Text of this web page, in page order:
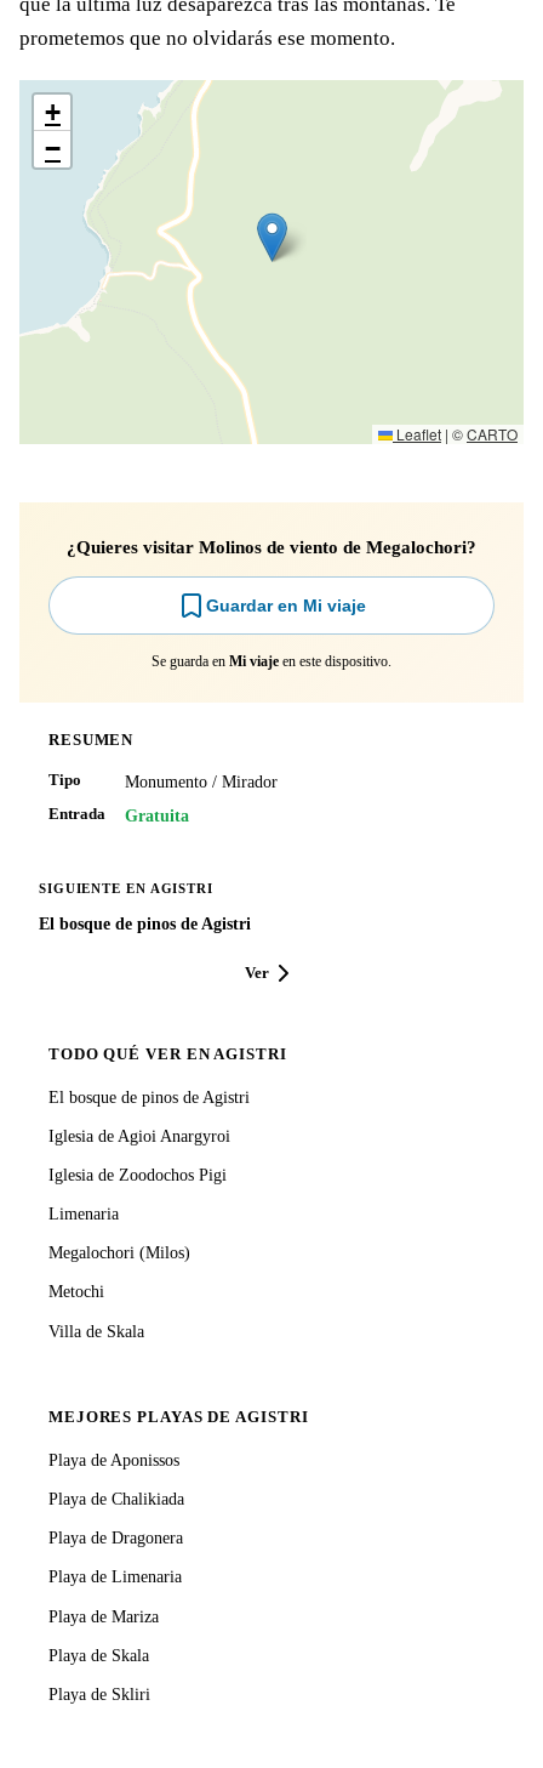
prometemos que no olvidarás ese momento.
+
−
Leaflet | ©CARTO
¿Quieres visitar Molinos de viento de Megalochori?
Guardar en Mi viaje
Se guarda en Mi viaje en este dispositivo.
RESUMEN
Tipo Monumento / Mirador
Entrada Gratuita
SIGUIENTE EN AGISTRI
El bosque de pinos de Agistri
Ver
TODO QUÉ VER EN AGISTRI
El bosque de pinos de Agistri
Iglesia de Agioi Anargyroi
Iglesia de Zoodochos Pigi
Limenaria
Megalochori (Milos)
Metochi
Villa de Skala
MEJORES PLAYAS DE AGISTRI
Playa de Aponissos
Playa de Chalikiada
Playa de Dragonera
Playa de Limenaria
Playa de Mariza
Playa de Skala
Playa de Skliri